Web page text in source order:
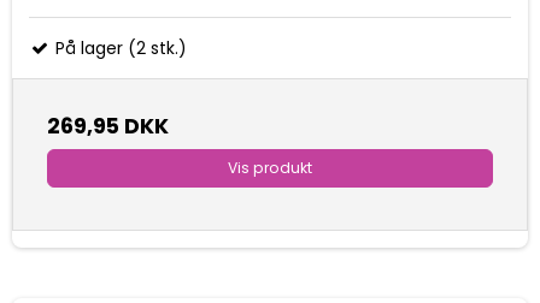
På lager (2 stk.)
269,95 DKK
Vis produkt